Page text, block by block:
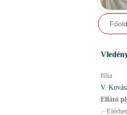
filia
V.
Ellátó